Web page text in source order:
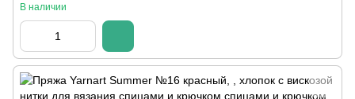
В наличии